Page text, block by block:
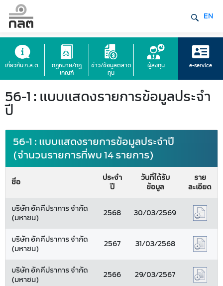
EN
เกี่ยวกับ ก.ล.ต.
กฎหมาย/กฎ
เกณฑ์
ข่าว/ข้อมูลตลาด
ทุน
ผู้ลงทุน e-service
56-1 : แบบแสดงรายการข้อมูลประจำ
ปี
56-1 : แบบแสดงรายการข้อมูลประจำปี
(จำนวนรายการที่พบ 14 รายการ)
ชื่อ
ประจำ
ปี
วันที่ได้รับ
ข้อมูล
ราย
ละเอียด
บริษัท อัคคีปราการ จำกัด
(มหาชน)
2568 30/03/2569
บริษัท อัคคีปราการ จำกัด
(มหาชน)
2567 31/03/2568
บริษัท อัคคีปราการ จำกัด
(มหาชน)
2566 29/03/2567